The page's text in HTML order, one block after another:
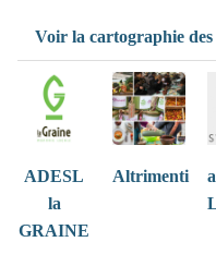
Voir la cartographie des
ADESL
la
GRAINE
Altrimenti